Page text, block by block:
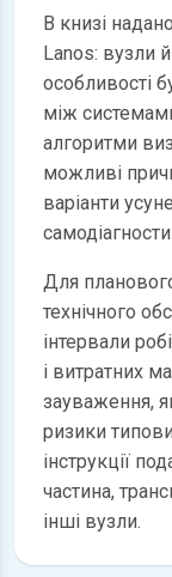
В книзі
Lanos: вузли
особливості
між
алгоритми
можливі
варіанти
Для
технічного
інтервали
і витратних
зауваження,
ризики
інструкції
частина,
інші вузли.